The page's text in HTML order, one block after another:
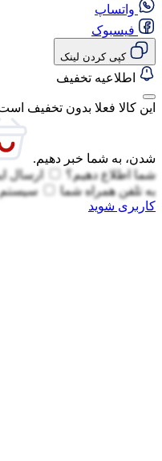
واتساپ
فیسبوک
کپی کردن لینک
اطلاعیه تخفیف
این کالا فعلا بدون تخفیف
شدن، به شما خبر دهیم.
شما اطلاع دهیم؟
ارسال
به تلفن همراه شما
کاربری شوید